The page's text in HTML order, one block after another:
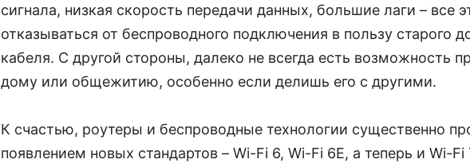
сигнала, низкая скорость передачи данных, большие лаги – все
отказываться от беспроводного подключения в пользу старого
кабеля. С другой стороны, далеко не всегда есть возможность
дому или общежитию, особенно если делишь его с другими.
К счастью, роутеры и беспроводные технологии существенно
появлением новых стандартов – Wi-Fi 6, Wi-Fi 6E, а теперь и Wi-